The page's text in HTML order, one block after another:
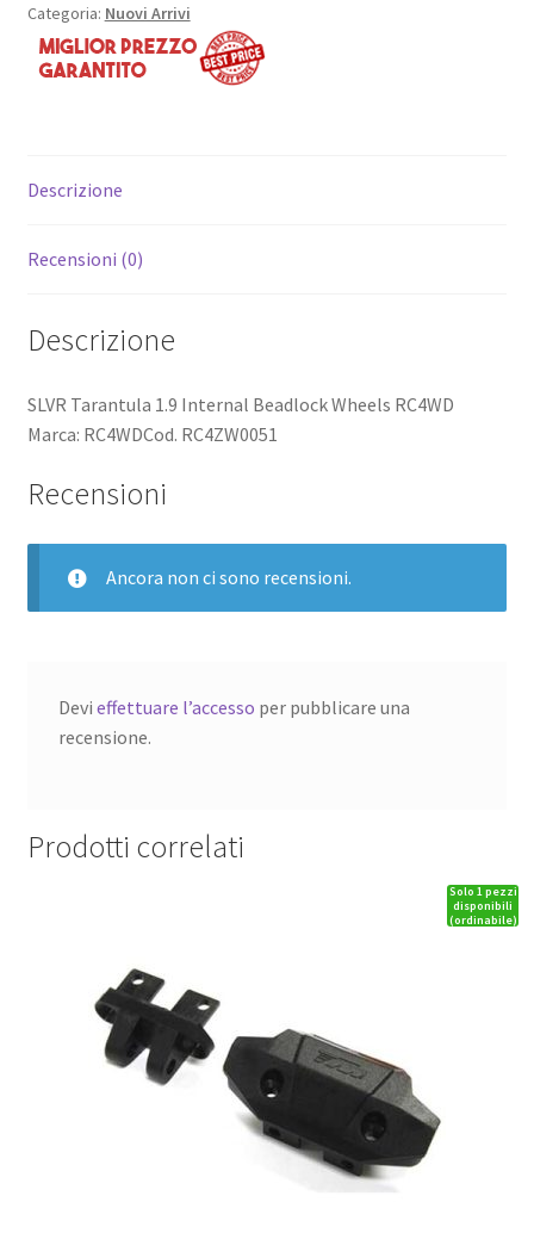
Categoria: Nuovi Arrivi
Descrizione
Recensioni (0)
Descrizione
SLVR Tarantula 1.9 Internal Beadlock Wheels RC4WD
Marca: RC4WDCod. RC4ZW0051
Recensioni
Ancora non ci sono recensioni.
Devi effettuare l’accesso per pubblicare una
recensione.
Prodotti correlati
Solo 1 pezzi
disponibili
(ordinabile)